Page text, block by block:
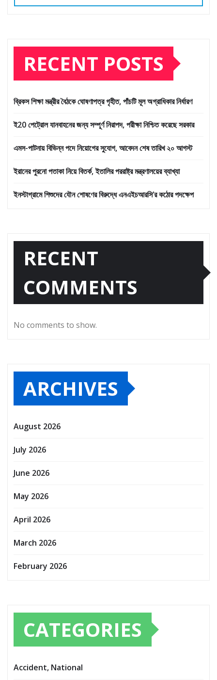
RECENT POSTS
ব্রিকস শিক্ষা মন্ত্রীর বৈঠকে ঘোষণাপত্র গৃহীত, পাঁচটি মূল অগ্রাধিকার নির্ধারণ
ই20 পেট্রোল যানবাহনের জন্য সম্পূর্ণ নিরাপদ, পরীক্ষা নিশ্চিত করেছে সরকার
এমস-পাটনায় বিভিন্ন পদে নিয়োগের সুযোগ, আবেদন শেষ তারিখ ২০ আগস্ট
ইরানের পুরনো পতাকা নিয়ে বিতর্ক, ইতালির পররাষ্ট্র মন্ত্রণালয়ের ব্যাখ্যা
ইনস্টাগ্রামে শিশুদের যৌন শোষণের বিরুদ্ধে এনএইচআরসি’র কঠোর পদক্ষেপ
RECENT
COMMENTS
No comments to show.
ARCHIVES
August 2026
July 2026
June 2026
May 2026
April 2026
March 2026
February 2026
CATEGORIES
Accident, National